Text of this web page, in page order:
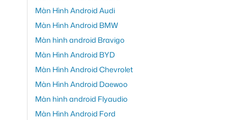
Màn Hình Android Audi
Màn Hình Android BMW
Màn hình android Bravigo
Màn Hình Android BYD
Màn Hình Android Chevrolet
Màn Hình Android Daewoo
Màn hình android Flyaudio
Màn Hình Android Ford